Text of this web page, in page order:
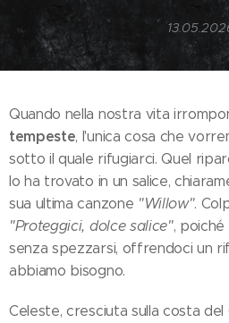
Quando nella nostra vita
tempeste, l'unica cosa che
sotto il quale rifugiarci. Quel
lo ha trovato in un salice,
sua ultima canzone "Willow".
"Proteggici, dolce salice", poiché
senza spezzarsi, offrendoci un
abbiamo bisogno.
Celeste, cresciuta sulla costa